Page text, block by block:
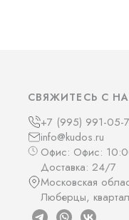
СВЯЖИТЕСЬ С
+7 (995) 991-05-
info@kudos.ru
Офис: Офис:
Доставка: 24/7
Московская
Люберцы,